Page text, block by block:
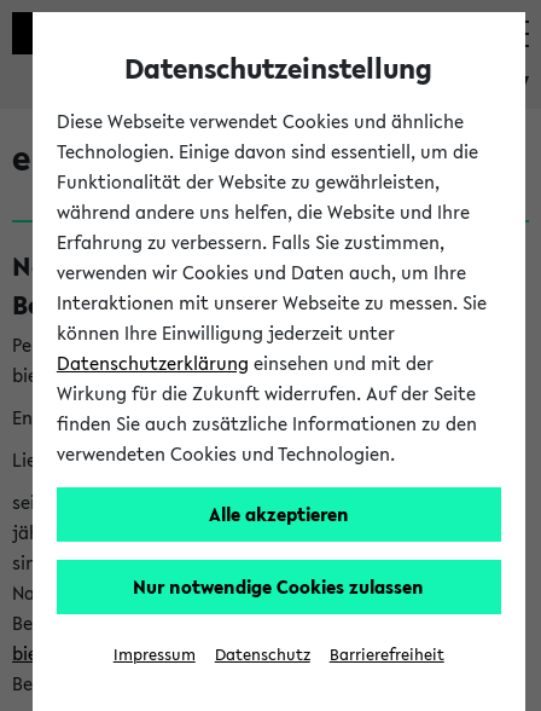
eKVV
eKVV News
Nachhaltigkeitspreis 2026:
Bewerbungsphase gestartet (06.08.26)
Per E-Mail eingestellt von nachhaltigkeitsbuero@uni-
bielefeld.de an den Verteiler 'Alle Studierenden':
English version below
Liebe Studierende,
seit 2023 verleiht das Rektorat der Universität Bielefeld
jährlich den Nachhaltigkeitspreis für Abschlussarbeiten. Sie
sind herzlich eingeladen sich mit Ihrer Abschlussarbeit beim
Nachhaltigkeitsbüro zu bewerben. Bitte nutzen Sie für Ihre
Bewerbung dieses Formular<https://formulare.uni-
bielefeld.de/frontend-server/form/provide/913/>. Die
Bewerbungsfrist endet am 30.09.2026.
Datenschutzeinstellung
Diese Webseite verwendet Cookies und ähnliche
Technologien. Einige davon sind essentiell, um die
Funktionalität der Website zu gewährleisten,
während andere uns helfen, die Website und Ihre
Erfahrung zu verbessern. Falls Sie zustimmen,
verwenden wir Cookies und Daten auch, um Ihre
Interaktionen mit unserer Webseite zu messen. Sie
können Ihre Einwilligung jederzeit unter
Datenschutzerklärung einsehen und mit der
Wirkung für die Zukunft widerrufen. Auf der Seite
finden Sie auch zusätzliche Informationen zu den
verwendeten Cookies und Technologien.
Alle akzeptieren
Nur notwendige Cookies zulassen
Impressum Datenschutz Barrierefreiheit